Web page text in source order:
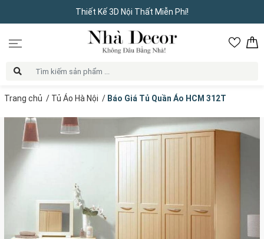
Thiết Kế 3D Nội Thất Miễn Phí!
Trang chủ / Tủ Áo Hà Nội / Báo Giá Tủ Quần Áo HCM 312T